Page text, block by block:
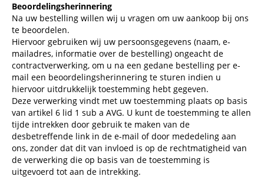
Beoordelingsherinnering
Na uw bestelling willen wij u vragen om uw aankoop bij ons
te beoordelen.
Hiervoor gebruiken wij uw persoonsgegevens (naam, e-
mailadres, informatie over de bestelling) ongeacht de
contractverwerking, om u na een gedane bestelling per e-
mail een beoordelingsherinnering te sturen indien u
hiervoor uitdrukkelijk toestemming hebt gegeven.
Deze verwerking vindt met uw toestemming plaats op basis
van artikel 6 lid 1 sub a AVG. U kunt de toestemming te allen
tijde intrekken door gebruik te maken van de
desbetreffende link in de e-mail of door mededeling aan
ons, zonder dat dit van invloed is op de rechtmatigheid van
de verwerking die op basis van de toestemming is
uitgevoerd tot aan de intrekking.